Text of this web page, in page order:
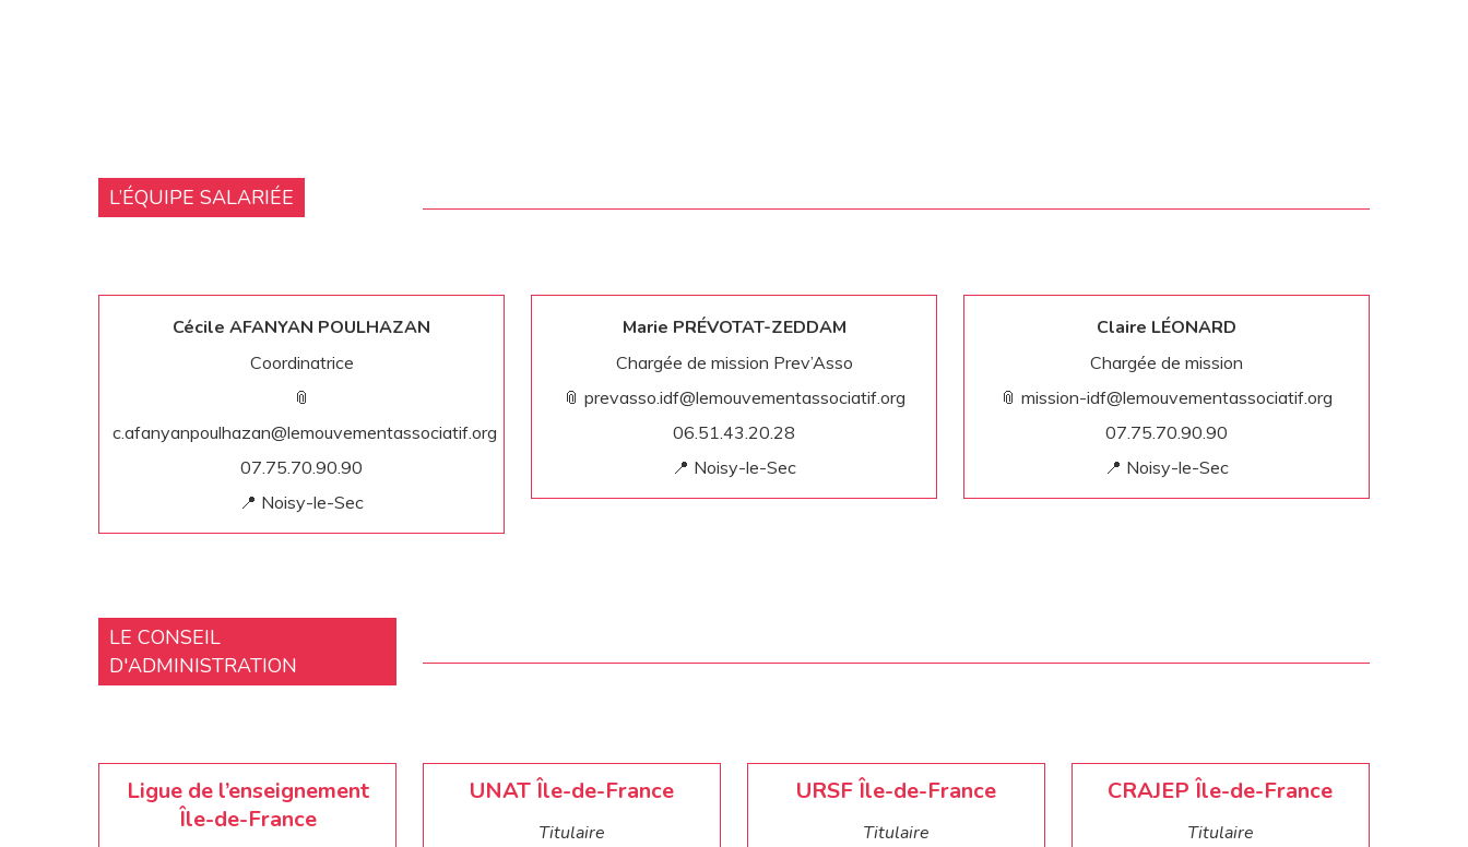
L’ÉQUIPE SALARIÉE
Cécile AFANYAN POULHAZAN
Coordinatrice
📎
c.afanyanpoulhazan@lemouvementassociatif.org
07.75.70.90.90
📍 Noisy-le-Sec
Marie PRÉVOTAT-ZEDDAM
Chargée de mission Prev’Asso
📎 prevasso.idf@lemouvementassociatif.org
06.51.43.20.28
📍 Noisy-le-Sec
Claire LÉONARD
Chargée de mission
📎 mission-idf@lemouvementassociatif.org
07.75.70.90.90
📍 Noisy-le-Sec
LE CONSEIL
D'ADMINISTRATION
Ligue de l’enseignement
Île-de-France
UNAT Île-de-France
Titulaire
URSF Île-de-France
Titulaire
CRAJEP Île-de-France
Titulaire